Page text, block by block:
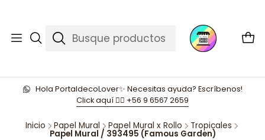
Hola PortaldecoLover✨ Necesitas ayuda? Escríbenos!
Click aquí 👉🏼 +56 9 6567 2659
Inicio Papel Mural Papel Mural x Rollo Tropicales
Papel Mural / 393495 (Famous Garden)